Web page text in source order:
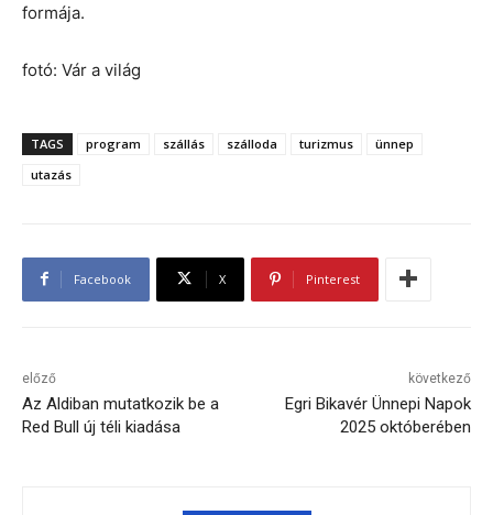
formája.
fotó: Vár a világ
TAGS program szállás szálloda turizmus
ünnep
utazás
Facebook X Pinterest
előző
Az Aldiban mutatkozik be a
Red Bull új téli kiadása
következő
Egri Bikavér Ünnepi Napok
2025 októberében